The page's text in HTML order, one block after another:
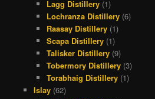
Lagg Distillery (1)
Lochranza Distillery (6)
Raasay Distillery (1)
Scapa Distillery (1)
Talisker Distillery (9)
Tobermory Distillery (3)
Torabhaig Distillery (1)
Islay(62)